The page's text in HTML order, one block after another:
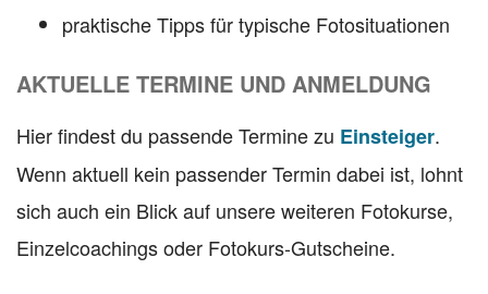
praktische Tipps für typische Fotosituationen
AKTUELLE TERMINE UND ANMELDUNG
Hier findest du passende Termine zu Einsteiger.
Wenn aktuell kein passender Termin dabei ist, lohnt
sich auch ein Blick auf unsere weiteren Fotokurse,
Einzelcoachings oder Fotokurs-Gutscheine.